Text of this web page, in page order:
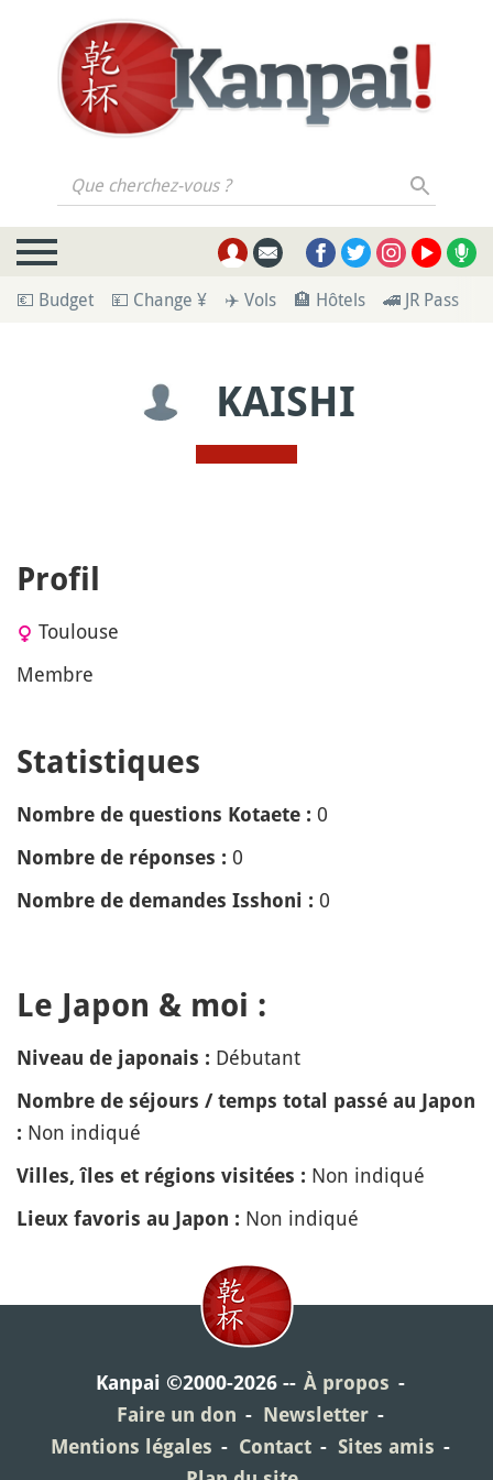
Que cherchez-vous ?
💶 Budget 💴 Change ¥ ✈️ Vols 🏨 Hôtels 🚄 JR Pass
KAISHI
Profil
Toulouse
Membre
Statistiques
Nombre de questions Kotaete : 0
Nombre de réponses : 0
Nombre de demandes Isshoni : 0
Le Japon & moi :
Niveau de japonais : Débutant
Nombre de séjours / temps total passé au Japon
: Non indiqué
Villes, îles et régions visitées : Non indiqué
Lieux favoris au Japon : Non indiqué
Kanpai ©2000-2026
À propos
Faire un don
Newsletter
Mentions légales
Contact
Sites amis